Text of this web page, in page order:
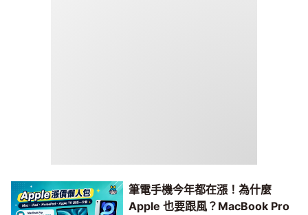
筆電手機今年都在漲！為什麼
Apple 也要跟風？MacBook Pro